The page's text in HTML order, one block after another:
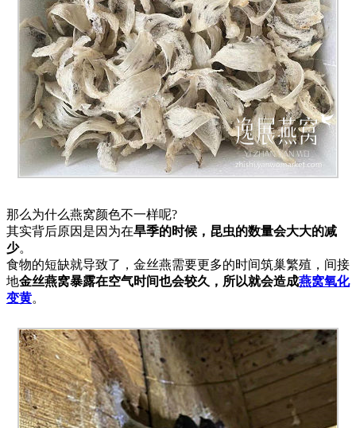
那么为什么燕窝颜色不一样呢?
其实背后原因是因为在旱季的时候，昆虫的数量会大大的减
少。
食物的短缺就导致了，金丝燕需要更多的时间筑巢繁殖，间接
地金丝燕窝暴露在空气时间也会较久，所以就会造成燕窝氧化
变黄。